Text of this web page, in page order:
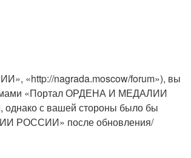
«http://nagrada.moscow/forum»), вы
«Портал ОРДЕНА И МЕДАЛИИ
однако с вашей стороны было бы
РОССИИ» после обновления/